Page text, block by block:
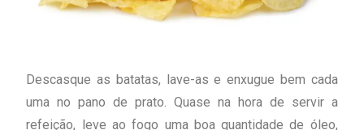
Descasque as batatas, lave-as e enxugue bem cada
uma no pano de prato. Quase na hora de servir a
refeição, leve ao fogo uma boa quantidade de óleo,